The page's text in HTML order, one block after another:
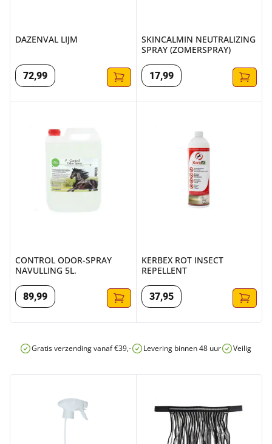
DAZENVAL LIJM
72,99
SKINCALMIN NEUTRALIZING
SPRAY (ZOMERSPRAY)
17,99
CONTROL ODOR-SPRAY
NAVULLING 5L.
89,99
KERBEX ROT INSECT
REPELLENT
37,95
Gratis verzending vanaf €39,- Levering binnen 48 uur Veilig